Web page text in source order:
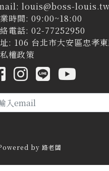
louis@boss-
時間: 09:00~18:00
電話: 02-77252950
: 106 台北市大安區忠孝
權政策
by 路老闆